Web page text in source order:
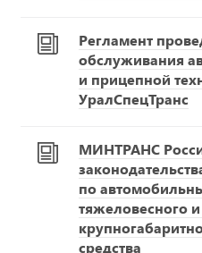
Регламент
обслуживания
и прицепной
УралСпецТранс
МИНТРАНС
по
тяжеловесного
средства